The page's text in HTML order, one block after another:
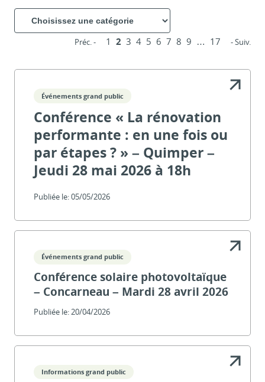
Préc. - 1 2 3 4 5 6 7 8 9 … 17 - Suiv.
Événements grand public
Conférence « La rénovation
performante : en une fois ou
par étapes ? » – Quimper –
Jeudi 28 mai 2026 à 18h
Publiée le:05/05/2026
Événements grand public
Conférence solaire photovoltaïque
– Concarneau – Mardi 28 avril 2026
Publiée le:20/04/2026
Informations grand public